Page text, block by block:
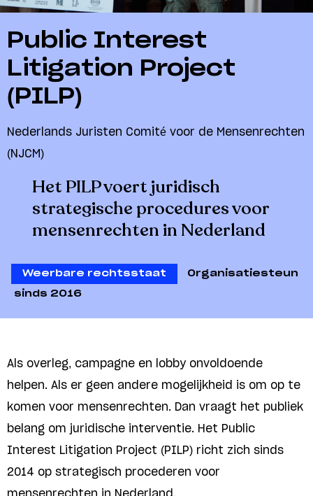
Public Interest
Litigation Project
(PILP)
Nederlands Juristen Comité voor de Mensenrechten
(NJCM)
Het PILP voert juridisch
strategische procedures voor
mensenrechten in Nederland
Weerbare rechtsstaat Organisatiesteun
sinds 2016
Als overleg, campagne en lobby onvoldoende
helpen. Als er geen andere mogelijkheid is om op te
komen voor mensenrechten. Dan vraagt het publiek
belang om juridische interventie. Het Public
Interest Litigation Project (PILP) richt zich sinds
2014 op strategisch procederen voor